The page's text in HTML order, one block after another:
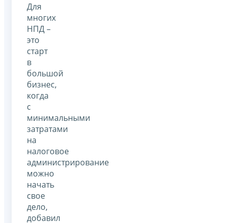
Для
многих
НПД –
это
старт
в
большой
бизнес,
когда
с
минимальными
затратами
на
налоговое
администрирование
можно
начать
свое
дело,
добавил